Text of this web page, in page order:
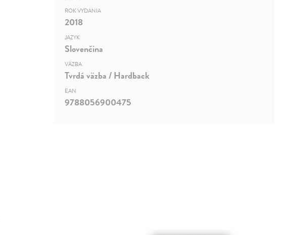
ROK VYDANIA
2018
JAZYK
Slovenčina
VÄZBA
Tvrdá väzba / Hardback
EAN
9788056900475